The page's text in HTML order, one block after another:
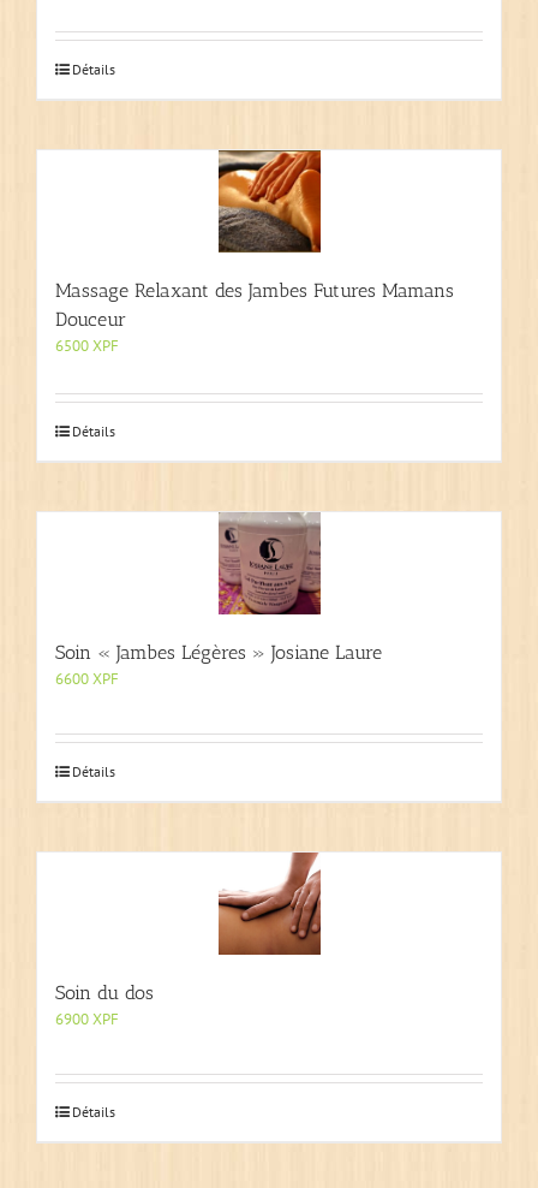
Détails
Massage Relaxant des Jambes Futures Mamans
Douceur
6500XPF
Détails
Soin « Jambes Légères » Josiane Laure
6600XPF
Détails
Soin du dos
6900XPF
Détails